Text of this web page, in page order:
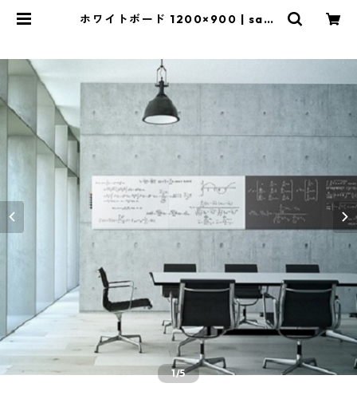
ホワイトボード 1200×900 | safr
1/5